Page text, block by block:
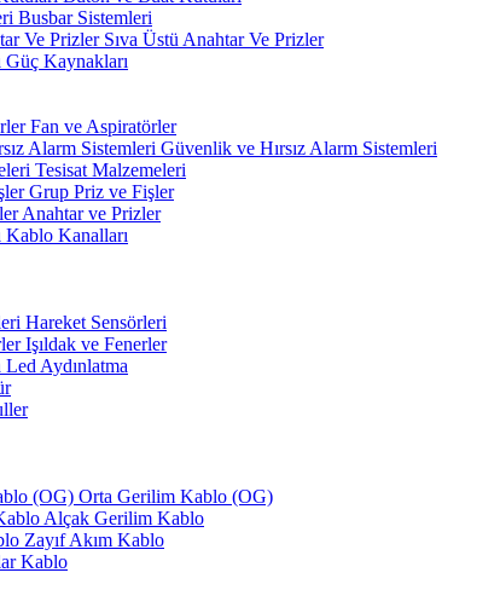
Busbar Sistemleri
Sıva Üstü Anahtar Ve Prizler
Güç Kaynakları
Fan ve Aspiratörler
Güvenlik ve Hırsız Alarm Sistemleri
Tesisat Malzemeleri
Grup Priz ve Fişler
Anahtar ve Prizler
Kablo Kanalları
Hareket Sensörleri
Işıldak ve Fenerler
Led Aydınlatma
Orta Gerilim Kablo (OG)
Alçak Gerilim Kablo
Zayıf Akım Kablo
Kablo